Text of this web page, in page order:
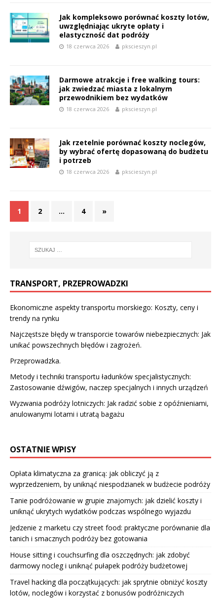
Jak kompleksowo porównać koszty lotów,
uwzględniając ukryte opłaty i
elastyczność dat podróży
18 czerwca 2026 pkscieszyn.pl
Darmowe atrakcje i free walking tours:
jak zwiedzać miasta z lokalnym
przewodnikiem bez wydatków
18 czerwca 2026 pkscieszyn.pl
Jak rzetelnie porównać koszty noclegów,
by wybrać ofertę dopasowaną do budżetu
i potrzeb
18 czerwca 2026 pkscieszyn.pl
1 2 … 4 »
TRANSPORT, PRZEPROWADZKI
Ekonomiczne aspekty transportu morskiego: Koszty, ceny i
trendy na rynku
Najczęstsze błędy w transporcie towarów niebezpiecznych: Jak
unikać powszechnych błędów i zagrożeń.
Przeprowadzka.
Metody i techniki transportu ładunków specjalistycznych:
Zastosowanie dźwigów, naczep specjalnych i innych urządzeń
Wyzwania podróży lotniczych: Jak radzić sobie z opóźnieniami,
anulowanymi lotami i utratą bagażu
OSTATNIE WPISY
Opłata klimatyczna za granicą: jak obliczyć ją z
wyprzedzeniem, by uniknąć niespodzianek w budżecie podróży
Tanie podróżowanie w grupie znajomych: jak dzielić koszty i
uniknąć ukrytych wydatków podczas wspólnego wyjazdu
Jedzenie z marketu czy street food: praktyczne porównanie dla
tanich i smacznych podróży bez gotowania
House sitting i couchsurfing dla oszczędnych: jak zdobyć
darmowy nocleg i uniknąć pułapek podróży budżetowej
Travel hacking dla początkujących: jak sprytnie obniżyć koszty
lotów, noclegów i korzystać z bonusów podróżniczych